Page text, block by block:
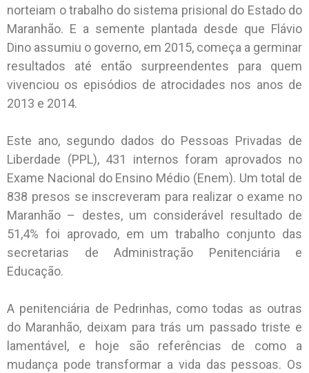
norteiam o trabalho do sistema prisional do Estado do
Maranhão. E a semente plantada desde que Flávio
Dino assumiu o governo, em 2015, começa a germinar
resultados até então surpreendentes para quem
vivenciou os episódios de atrocidades nos anos de
2013 e 2014.
Este ano, segundo dados do Pessoas Privadas de
Liberdade (PPL), 431 internos foram aprovados no
Exame Nacional do Ensino Médio (Enem). Um total de
838 presos se inscreveram para realizar o exame no
Maranhão – destes, um considerável resultado de
51,4% foi aprovado, em um trabalho conjunto das
secretarias de Administração Penitenciária e
Educação.
A penitenciária de Pedrinhas, como todas as outras
do Maranhão, deixam para trás um passado triste e
lamentável, e hoje são referências de como a
mudança pode transformar a vida das pessoas. Os